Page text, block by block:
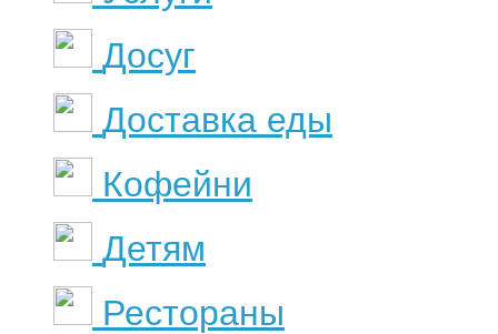
Досуг
Доставка еды
Кофейни
Детям
Рестораны